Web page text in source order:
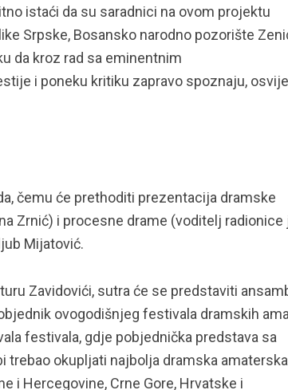
istaći da su saradnici na ovom projektu
Srpske, Bosansko narodno pozorište
da kroz rad sa eminentnim
i poneku kritiku zapravo spoznaju,
čemu će prethoditi prezentacija dramske
Zrnić) i procesne drame (voditelj radionice
Mijatović.
Zavidovići, sutra će se predstaviti
ovogodišnjeg festivala dramskih
festivala, gdje pobjednička predstava sa
trebao okupljati najbolja dramska amaterska
i Hercegovine, Crne Gore, Hrvatske i